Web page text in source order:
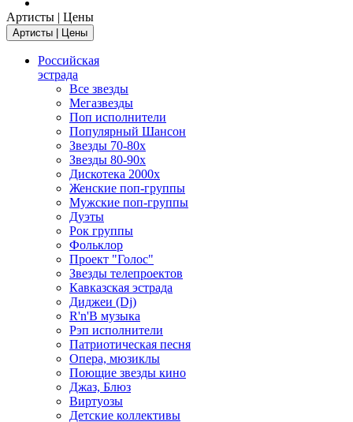
Артисты | Цены
Артисты | Цены
Российская
эстрада
Все звезды
Мегазвезды
Поп исполнители
Популярный Шансон
Звезды 70-80х
Звезды 80-90х
Дискотека 2000х
Женские поп-группы
Мужские поп-группы
Дуэты
Рок группы
Фольклор
Проект "Голос"
Звезды телепроектов
Кавказская эстрада
Диджеи (Dj)
R'n'B музыка
Рэп исполнители
Патриотическая песня
Опера, мюзиклы
Поющие звезды кино
Джаз, Блюз
Виртуозы
Детские коллективы